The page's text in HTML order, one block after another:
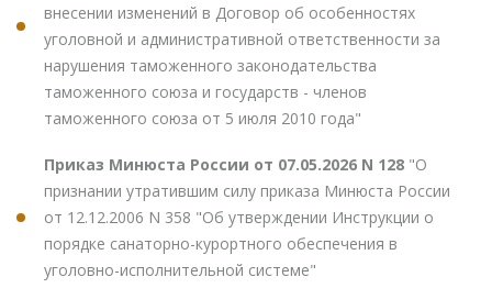
внесении изменений в Договор об особенностях
уголовной и административной ответственности за
нарушения таможенного законодательства
таможенного союза и государств - членов
таможенного союза от 5 июля 2010 года"
Приказ Минюста России от 07.05.2026 N 128 "О
признании утратившим силу приказа Минюста России
от 12.12.2006 N 358 "Об утверждении Инструкции о
порядке санаторно-курортного обеспечения в
уголовно-исполнительной системе"